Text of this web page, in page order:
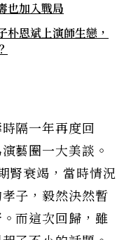
也加入戰局
朴恩斌上演師生戀，
隔一年再度回
藝圈一大美談。
腎衰竭，當時情況
子，毅然決然暫
而這次回歸，雖